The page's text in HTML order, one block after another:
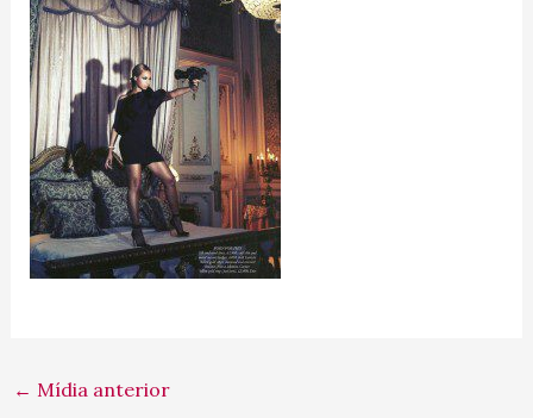
← Mídia anterior